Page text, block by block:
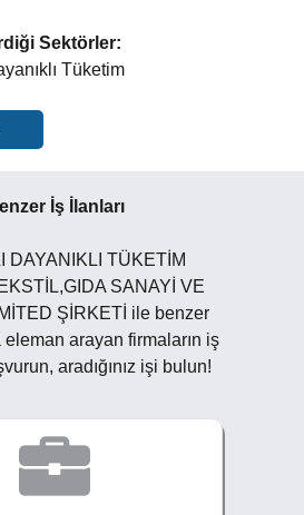
Sektörler:
Tüketim
İş İlanları
DAYANIKLI TÜKETİM
SANAYİ VE
ŞİRKETİ ile benzer
arayan firmaların iş
aradığınız işi bulun!